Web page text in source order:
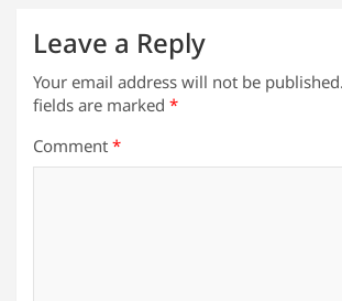
Leave a Reply
Your email address will not be published.
fields are marked *
Comment *